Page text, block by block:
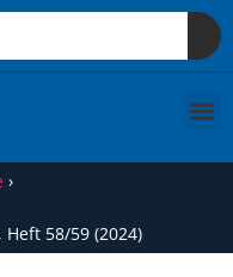
›
58/59 (2024)